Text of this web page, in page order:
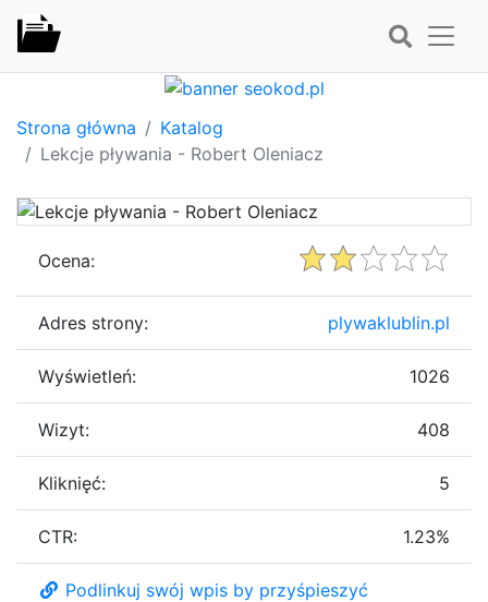
Strona główna
Katalog
Lekcje pływania - Robert Oleniacz
Ocena:
Adres strony: plywaklublin.pl
Wyświetleń: 1026
Wizyt: 408
Kliknięć: 5
CTR: 1.23%
Podlinkuj swój wpis by przyśpieszyć